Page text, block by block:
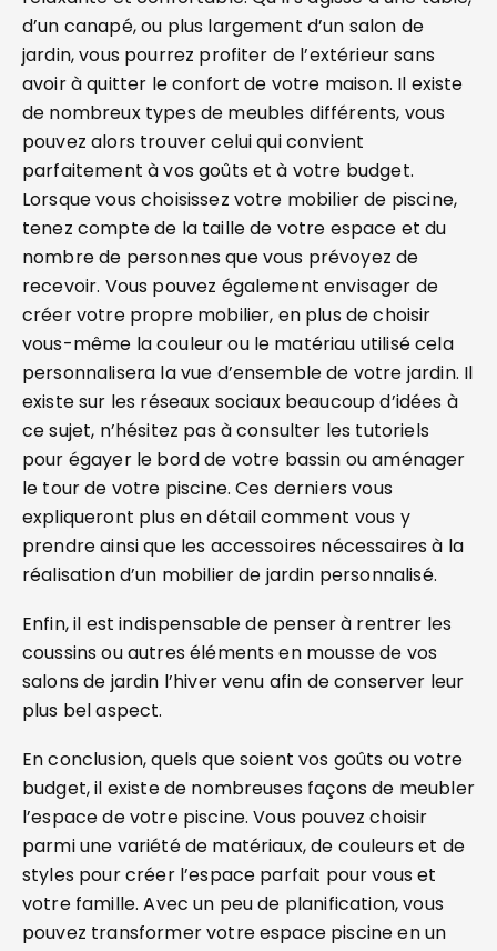
d’un canapé, ou plus largement d’un salon de
jardin, vous pourrez profiter de l’extérieur sans
avoir à quitter le confort de votre maison. Il existe
de nombreux types de meubles différents, vous
pouvez alors trouver celui qui convient
parfaitement à vos goûts et à votre budget.
Lorsque vous choisissez votre mobilier de piscine,
tenez compte de la taille de votre espace et du
nombre de personnes que vous prévoyez de
recevoir. Vous pouvez également envisager de
créer votre propre mobilier, en plus de choisir
vous-même la couleur ou le matériau utilisé cela
personnalisera la vue d’ensemble de votre jardin. Il
existe sur les réseaux sociaux beaucoup d’idées à
ce sujet, n’hésitez pas à consulter les tutoriels
pour égayer le bord de votre bassin ou aménager
le tour de votre piscine. Ces derniers vous
expliqueront plus en détail comment vous y
prendre ainsi que les accessoires nécessaires à la
réalisation d’un mobilier de jardin personnalisé.
Enfin, il est indispensable de penser à rentrer les
coussins ou autres éléments en mousse de vos
salons de jardin l’hiver venu afin de conserver leur
plus bel aspect.
En conclusion, quels que soient vos goûts ou votre
budget, il existe de nombreuses façons de meubler
l’espace de votre piscine. Vous pouvez choisir
parmi une variété de matériaux, de couleurs et de
styles pour créer l’espace parfait pour vous et
votre famille. Avec un peu de planification, vous
pouvez transformer votre espace piscine en un